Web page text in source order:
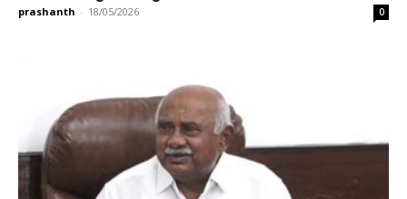
prashanth - 18/05/2026 0